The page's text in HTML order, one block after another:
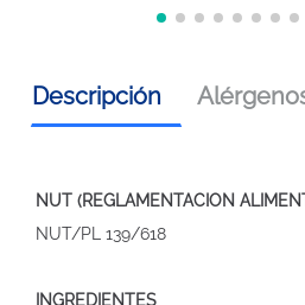
Descripción
NUT (REGLAMENTACION
NUT/PL 139/618
INGREDIENTES